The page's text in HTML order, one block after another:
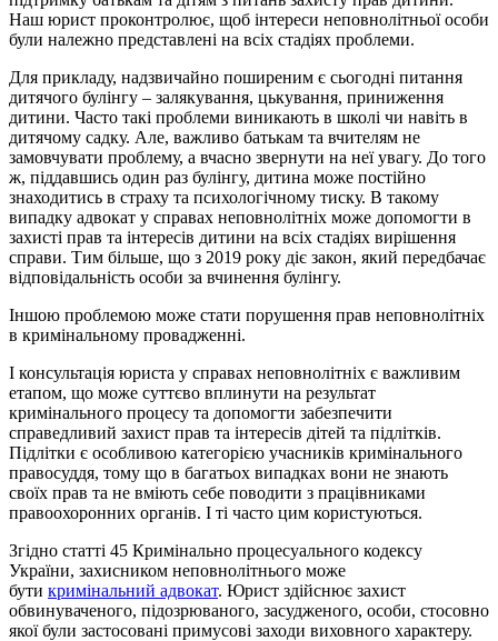
Наш юрист проконтролює, щоб інтереси неповнолітньої особи
були належно представлені на всіх стадіях проблеми.
Для прикладу, надзвичайно поширеним є сьогодні питання
дитячого булінгу – залякування, цькування, приниження
дитини. Часто такі проблеми виникають в школі чи навіть в
дитячому садку. Але, важливо батькам та вчителям не
замовчувати проблему, а вчасно звернути на неї увагу. До того
ж, піддавшись один раз булінгу, дитина може постійно
знаходитись в страху та психологічному тиску. В такому
випадку адвокат у справах неповнолітніх може допомогти в
захисті прав та інтересів дитини на всіх стадіях вирішення
справи. Тим більше, що з 2019 року діє закон, який передбачає
відповідальність особи за вчинення булінгу.
Іншою проблемою може стати порушення прав неповнолітніх
в кримінальному провадженні.
І консультація юриста у справах неповнолітніх є важливим
етапом, що може суттєво вплинути на результат
кримінального процесу та допомогти забезпечити
справедливий захист прав та інтересів дітей та підлітків.
Підлітки є особливою категорією учасників кримінального
правосуддя, тому що в багатьох випадках вони не знають
своїх прав та не вміють себе поводити з працівниками
правоохоронних органів. І ті часто цим користуються.
Згідно статті 45 Кримінально процесуального кодексу
України, захисником неповнолітнього може
бути кримінальний адвокат. Юрист здійснює захист
обвинуваченого, підозрюваного, засудженого, особи, стосовно
якої були застосовані примусові заходи виховного характеру.